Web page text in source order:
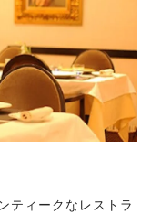
ティークなレストラ